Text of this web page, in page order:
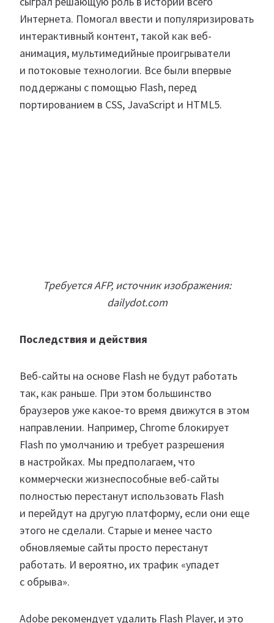
Интернета. Помогал ввести и популяризировать
интерактивный контент, такой как веб-
анимация, мультимедийные проигрыватели
и потоковые технологии. Все были впервые
поддержаны с помощью Flash, перед
портированием в CSS, JavaScript и HTML5.
браузеров уже какое-то время движутся в этом
направлении. Например, Chrome блокирует
в настройках. Мы предполагаем, что
полностью перестанут использовать Flash
и перейдут на другую платформу, если они еще
этого не сделали. Старые и менее часто
обновляемые сайты просто перестанут
работать. И вероятно, их трафик «упадет
с обрыва».
Adobe рекомендует удалить Flash Player, и это
разумно. Любые ошибки и недостатки не будут
исправлены. Он не станет опасным или
ненадежным в одночасье, но продолжать
использовать его — не лучшая идея. Также,
остерегайтесь потенциальных фейк-